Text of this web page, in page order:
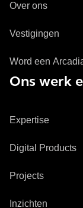
Over ons
Vestigingen
Word een
Ons werk
Expertise
Digital Products
Projects
Inzichten